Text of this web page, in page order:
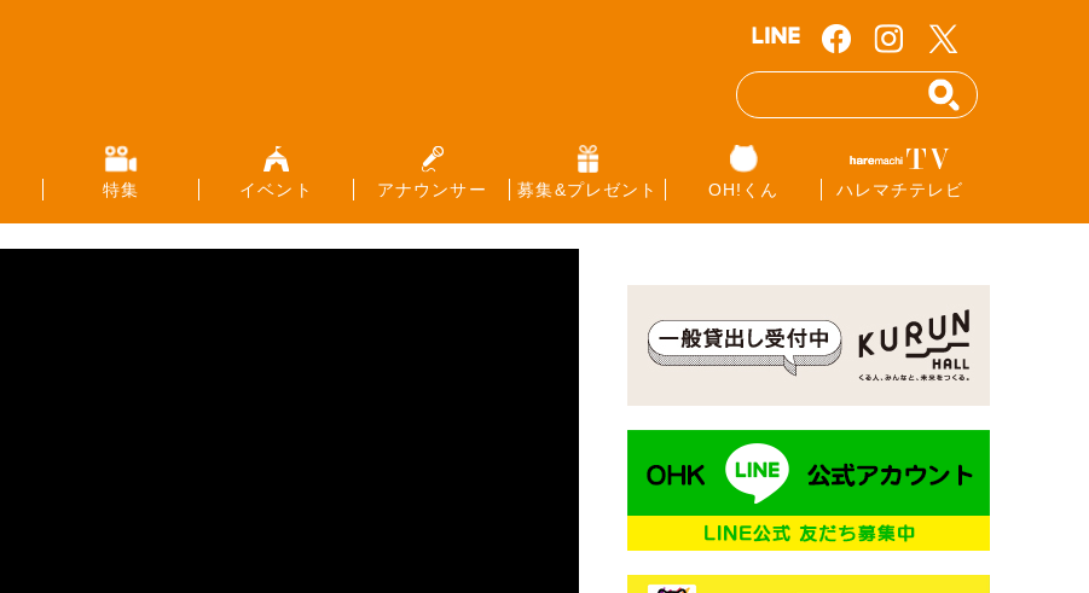
特集 イベント アナウンサー 募集&プレゼント OH!くん ハレマチテレビ